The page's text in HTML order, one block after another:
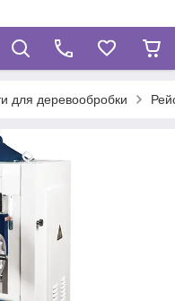
для деревообробки